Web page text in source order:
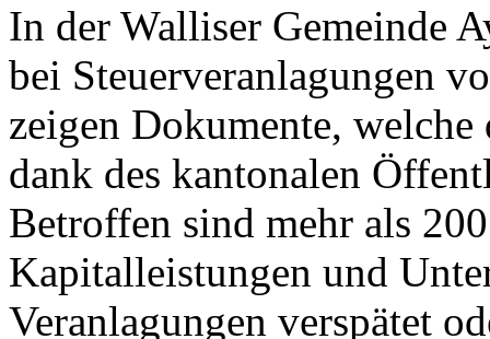
In der Walliser Gemeinde
bei Steuerveranlagungen
zeigen Dokumente,
dank des kantonalen
Betroffen sind mehr als
Kapitalleistungen und
Veranlagungen verspätet